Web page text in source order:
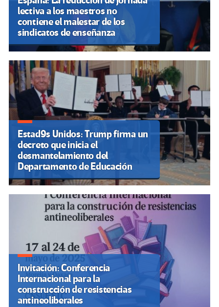
lectiva a los maestros no
contiene el malestar de los
sindicatos de enseñanza
Estad9s Unidos: Trump firma un
decreto que inicia el
desmantelamiento del
Departamento de Educación
Invitación: Conferencia
Internacional para la
construcción de resistencias
antineoliberales